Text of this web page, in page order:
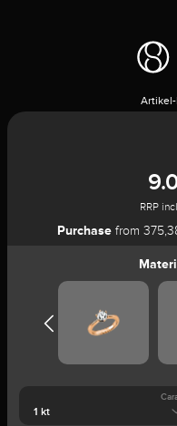
Artikel-
RRP
Purchase from